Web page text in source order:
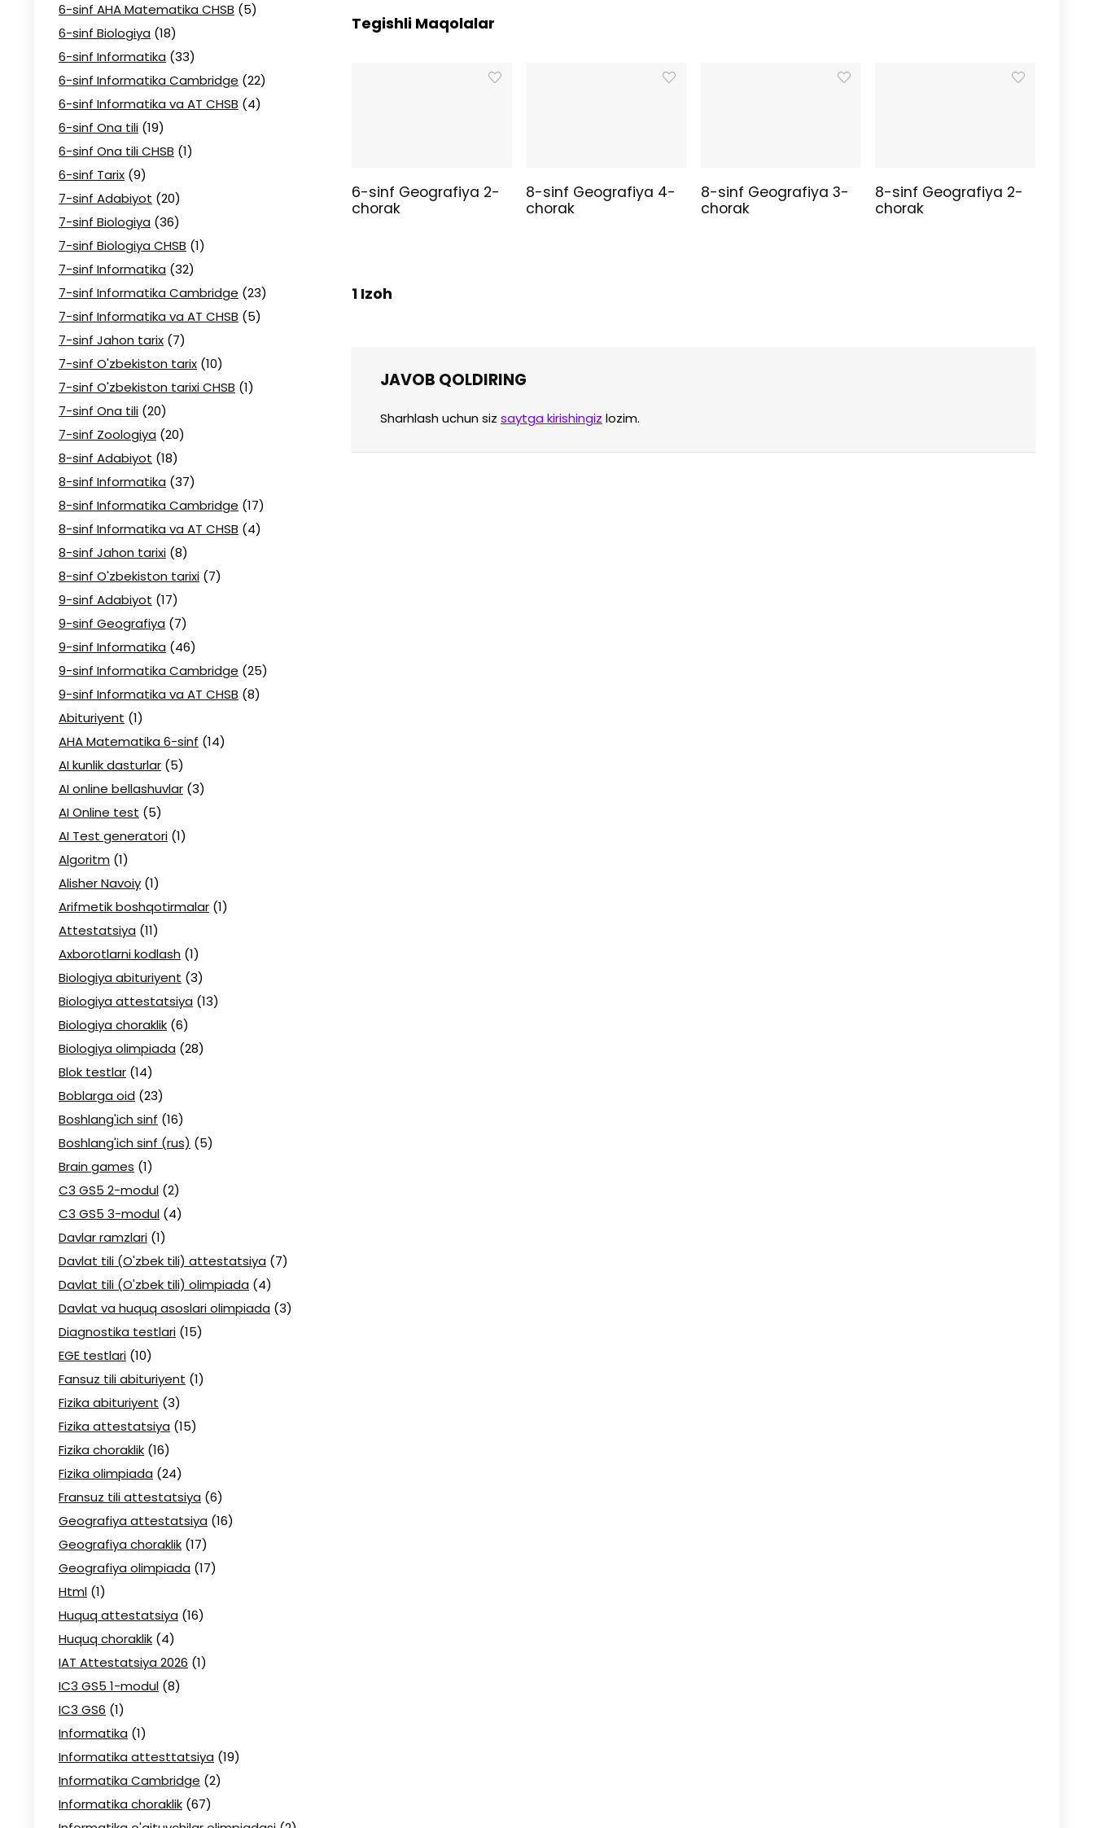
Tegishli Maqolalar
6-sinf Geografiya 2-
chorak
8-sinf Geografiya 4-
chorak
8-sinf Geografiya 3-
chorak
8-sinf Geografiya 2-
chorak
1 Izoh
JAVOB QOLDIRING
Sharhlash uchun siz saytga kirishingiz lozim.
6-sinf AHA Matematika CHSB (5)
6-sinf Biologiya (18)
6-sinf Informatika (33)
6-sinf Informatika Cambridge (22)
6-sinf Informatika va AT CHSB (4)
6-sinf Ona tili (19)
6-sinf Ona tili CHSB (1)
6-sinf Tarix (9)
7-sinf Adabiyot (20)
7-sinf Biologiya (36)
7-sinf Biologiya CHSB (1)
7-sinf Informatika (32)
7-sinf Informatika Cambridge (23)
7-sinf Informatika va AT CHSB (5)
7-sinf Jahon tarix (7)
7-sinf O'zbekiston tarix (10)
7-sinf O'zbekiston tarixi CHSB (1)
7-sinf Ona tili (20)
7-sinf Zoologiya (20)
8-sinf Adabiyot (18)
8-sinf Informatika (37)
8-sinf Informatika Cambridge (17)
8-sinf Informatika va AT CHSB (4)
8-sinf Jahon tarixi (8)
8-sinf O'zbekiston tarixi (7)
9-sinf Adabiyot (17)
9-sinf Geografiya (7)
9-sinf Informatika (46)
9-sinf Informatika Cambridge (25)
9-sinf Informatika va AT CHSB (8)
Abituriyent (1)
AHA Matematika 6-sinf (14)
AI kunlik dasturlar (5)
AI online bellashuvlar (3)
AI Online test (5)
AI Test generatori (1)
Algoritm (1)
Alisher Navoiy (1)
Arifmetik boshqotirmalar (1)
Attestatsiya (11)
Axborotlarni kodlash (1)
Biologiya abituriyent (3)
Biologiya attestatsiya (13)
Biologiya choraklik (6)
Biologiya olimpiada (28)
Blok testlar (14)
Boblarga oid (23)
Boshlang'ich sinf (16)
Boshlang'ich sinf (rus) (5)
Brain games (1)
C3 GS5 2-modul (2)
C3 GS5 3-modul (4)
Davlar ramzlari (1)
Davlat tili (O'zbek tili) attestatsiya (7)
Davlat tili (O'zbek tili) olimpiada (4)
Davlat va huquq asoslari olimpiada (3)
Diagnostika testlari (15)
EGE testlari (10)
Fansuz tili abituriyent (1)
Fizika abituriyent (3)
Fizika attestatsiya (15)
Fizika choraklik (16)
Fizika olimpiada (24)
Fransuz tili attestatsiya (6)
Geografiya attestatsiya (16)
Geografiya choraklik (17)
Geografiya olimpiada (17)
Html (1)
Huquq attestatsiya (16)
Huquq choraklik (4)
IAT Attestatsiya 2026 (1)
IC3 GS5 1-modul (8)
IC3 GS6 (1)
Informatika (1)
Informatika attesttatsiya (19)
Informatika Cambridge (2)
Informatika choraklik (67)